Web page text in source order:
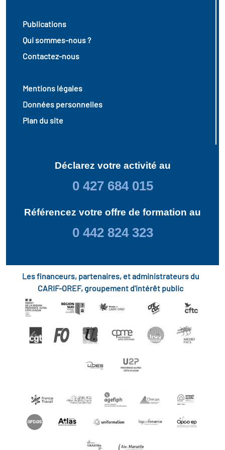
Publications
Qui sommes-nous ?
Contactez-nous
Mentions légales
Données personnelles
Plan du site
Déclarez votre activité au
0 427 684 015
Référencez votre offre de formation au
0 442 824 323
Les financeurs, partenaires, et administrateurs du
CARIF-OREF, groupement d'intérêt public